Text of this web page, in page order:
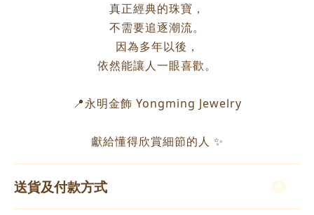
真正經典的珠寶，
不需要追逐潮流。
因為多年以後，
依然能讓人一眼喜歡。
📍永明金飾 Yongming Jewelry
獻給懂得欣賞細節的人 ✨
送貨及付款方式